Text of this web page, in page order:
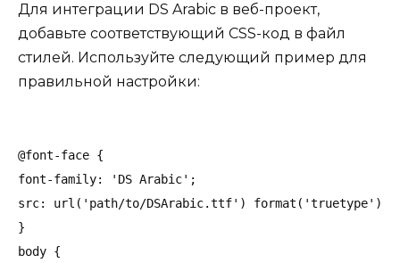
Для интеграции DS Arabic в веб-проект,
добавьте соответствующий CSS-код в файл
стилей. Используйте следующий пример для
правильной настройки:
@font-face {
font-family: 'DS Arabic';
src: url('path/to/DSArabic.ttf') format('truetype');
}
body {